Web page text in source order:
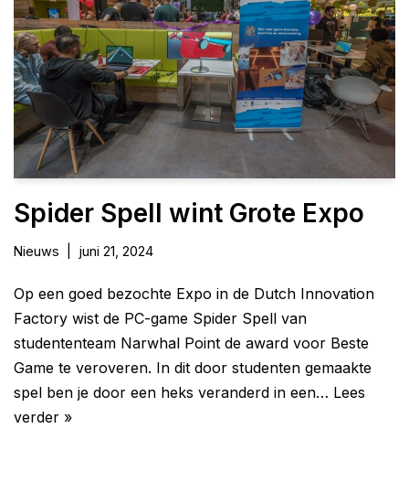
Spider Spell wint Grote Expo
Nieuws juni 21, 2024
Op een goed bezochte Expo in de Dutch Innovation
Factory wist de PC-game Spider Spell van
studententeam Narwhal Point de award voor Beste
Game te veroveren. In dit door studenten gemaakte
spel ben je door een heks veranderd in een… Lees
verder »